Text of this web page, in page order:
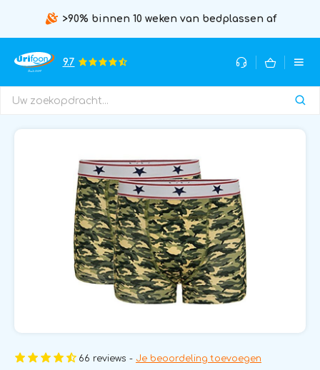
>90% binnen 10 weken van bedplassen af
9.7
66 reviews - Je beoordeling toevoegen